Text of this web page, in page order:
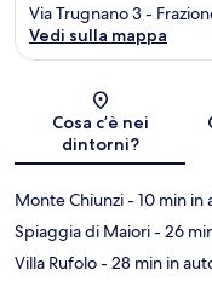
Via Trugnano 3 -
Vedi sulla mappa
Cosa c’è nei
dintorni?
Monte Chiunzi- 10 min in
Spiaggia di Maiori- 26
Villa Rufolo- 28 min in